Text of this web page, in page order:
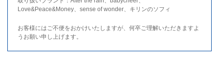
Love&Peace&Money、sense of wonder、キリンのソフィ
お客様にはご不便をおかけいたしますが、何卒ご理解いただきますよ
うお願い申し上げます。